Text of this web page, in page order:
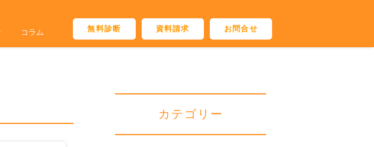
コラム 無料診断 資料請求 お問合せ
カテゴリー